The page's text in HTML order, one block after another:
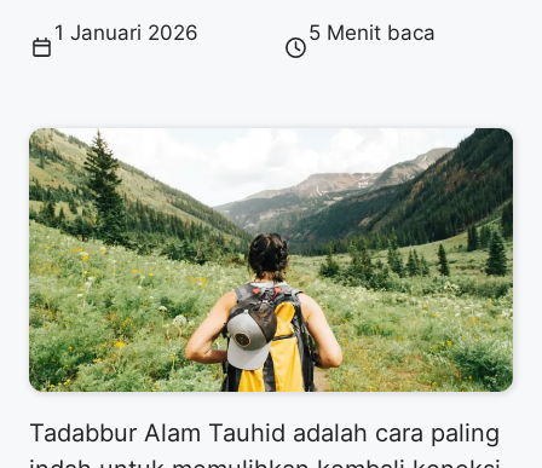
1 Januari 2026 5 Menit baca
Tadabbur Alam Tauhid adalah cara paling